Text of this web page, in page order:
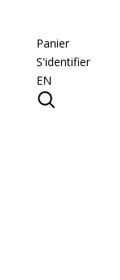
Panier
S'identifier
EN